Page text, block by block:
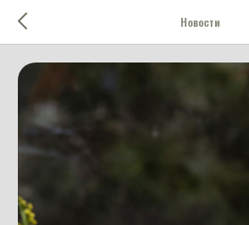
Новости